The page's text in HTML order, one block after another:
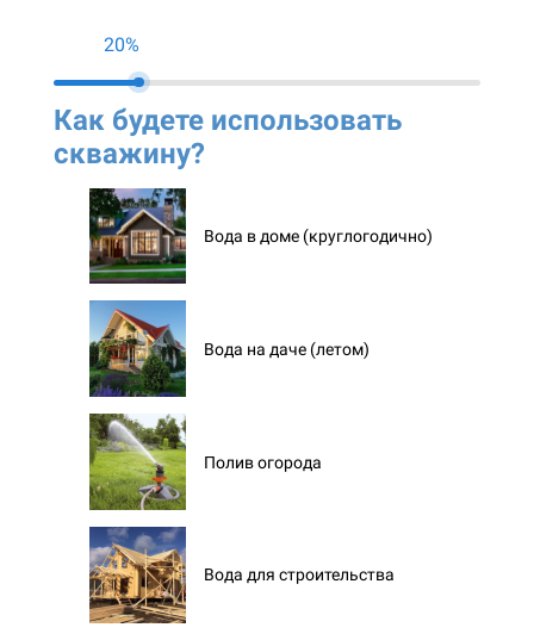
20%
Как будете использовать
скважину?
Вода в доме (круглогодично)
Вода на даче (летом)
Полив огорода
Вода для строительства